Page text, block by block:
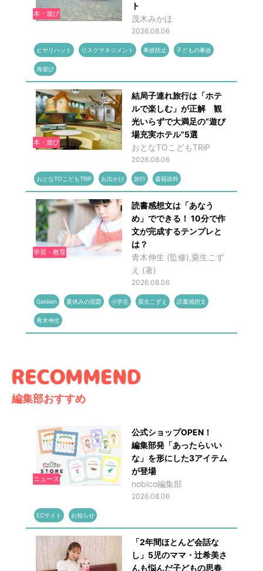
本・遊び
ト
茂木みかほ
2026.08.06
ヒヤリハット リスクマネジメント 事故防止 子どもの事故
海遊び
本・遊び
結局子連れ旅行は「ホテ
ルで楽しむ」が正解 観
光いらずで大満足の“遊び
場充実ホテル”5選
おとなTOこどもTRiP
2026.08.06
おとなTOこどもTRiP お出かけ 旅行 書籍抜粋
学習・教育
読書感想文は「あなう
め」でできる！ 10分で作
文が完成するテンプレと
は？
青木伸生 (監修),粟生こず
え (著)
2026.08.06
Gakken 夏休みの宿題 小学生 粟生こずえ 読書感想文
青木伸生
編集部おすすめ
ニュース
公式ショップOPEN！
編集部発「あったらいい
な」を形にした3アイテム
が登場
nobico編集部
2026.08.06
ECサイト お知らせ
「2年間ほとんど会話な
し」5児のママ・辻希美さ
んも悩んだ子どもの思春